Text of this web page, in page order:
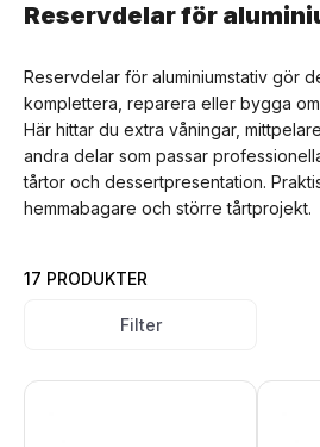
Reservdelar för
Reservdelar för aluminiumstativ gör
komplettera, reparera eller bygga
Här hittar du extra våningar,
andra delar som passar
tårtor och dessertpresentation.
hemmabagare och större tårtprojekt.
17 PRODUKTER
Filter